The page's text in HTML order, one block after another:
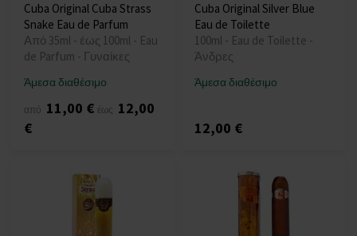
Cuba Original Cuba Strass
Snake Eau de Parfum
Από 35ml - έως 100ml - Eau
de Parfum - Γυναίκες
Άμεσα διαθέσιμο
από 11,00 € έως 12,00
€
Cuba Original Silver Blue
Eau de Toilette
100ml - Eau de Toilette -
Άνδρες
Άμεσα διαθέσιμο
12,00 €